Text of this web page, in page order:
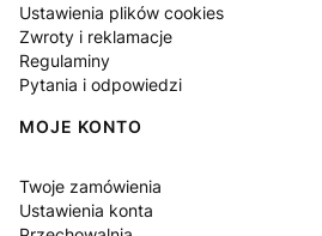
Ustawienia plików cookies
Zwroty i reklamacje
Regulaminy
Pytania i odpowiedzi
MOJE KONTO
Twoje zamówienia
Ustawienia konta